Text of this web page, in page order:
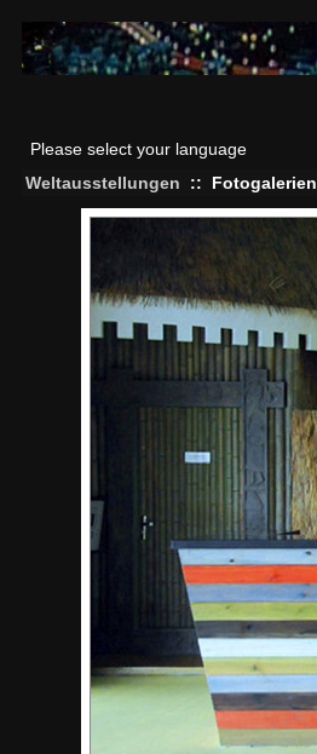
Please select your language
Weltausstellungen
:: Fotogalerien